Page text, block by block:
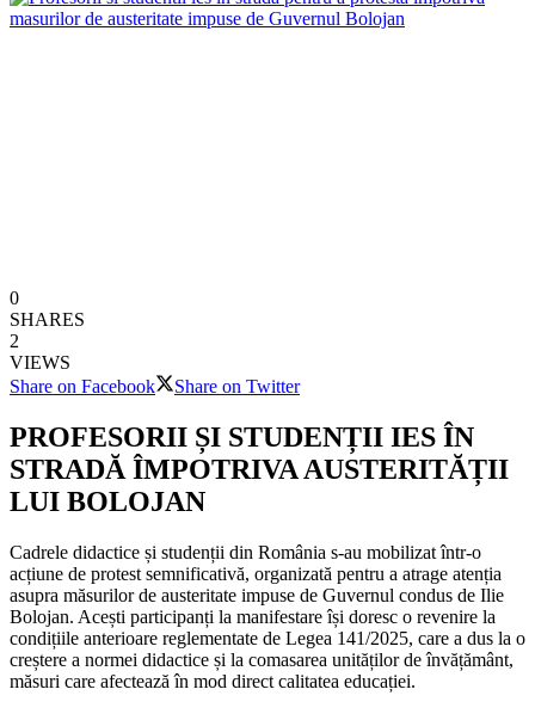
0
SHARES
2
VIEWS
Share on Facebook
Share on Twitter
PROFESORII ȘI STUDENȚII IES ÎN
STRADĂ ÎMPOTRIVA AUSTERITĂȚII
LUI BOLOJAN
Cadrele didactice și studenții din România s-au mobilizat într-o
acțiune de protest semnificativă, organizată pentru a atrage atenția
asupra măsurilor de austeritate impuse de Guvernul condus de Ilie
Bolojan. Acești participanți la manifestare își doresc o revenire la
condițiile anterioare reglementate de Legea 141/2025, care a dus la o
creștere a normei didactice și la comasarea unităților de învățământ,
măsuri care afectează în mod direct calitatea educației.